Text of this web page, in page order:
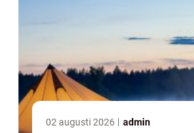
02 augusti 2026 admin